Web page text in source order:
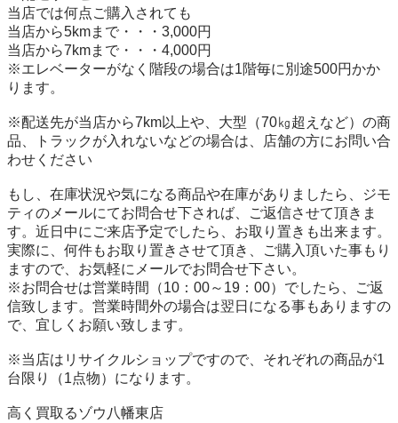
当店では何点ご購入されても
当店から5kmまで・・・3,000円
当店から7kmまで・・・4,000円
※エレベーターがなく階段の場合は1階毎に別途500円かか
ります。
※配送先が当店から7km以上や、大型（70㎏超えなど）の商
品、トラックが入れないなどの場合は、店舗の方にお問い合
わせください
もし、在庫状況や気になる商品や在庫がありましたら、ジモ
ティのメールにてお問合せ下されば、ご返信させて頂きま
す。近日中にご来店予定でしたら、お取り置きも出来ます。
実際に、何件もお取り置きさせて頂き、ご購入頂いた事もり
ますので、お気軽にメールでお問合せ下さい。
※お問合せは営業時間（10：00～19：00）でしたら、ご返
信致します。営業時間外の場合は翌日になる事もありますの
で、宜しくお願い致します。
※当店はリサイクルショップですので、それぞれの商品が1
台限り（1点物）になります。
高く買取るゾウ八幡東店